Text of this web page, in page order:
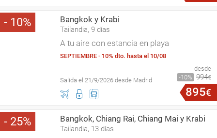
10 Bangkok y Krabi
Tailandia, 9 días
A tu aire con estancia en playa
SEPTIEMBRE - 10% dto. hasta el 10/08
Salida el 21/9/2026 desde Madrid
desde
10
994€
895€
25 Bangkok, Chiang Rai, Chiang Mai y Krabi
Tailandia, 13 días